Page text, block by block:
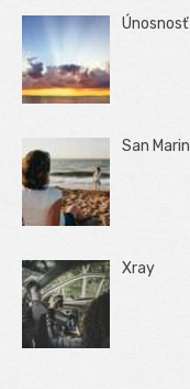
Únosnosť
San
Xray